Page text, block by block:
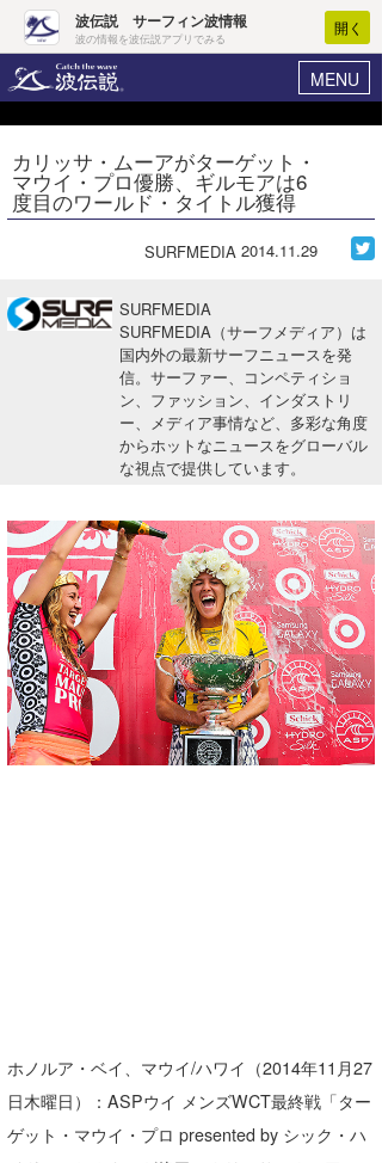
波伝説 サーフィン波情報
波の情報を波伝説アプリでみる
開く
MENU
ヘルプ マイホーム
ログイン
WAVE HUNTER波予想ツール
サーフィンエリアガイド
今月のプレゼント
カリッサ・ムーアがターゲット・
マウイ・プロ優勝、ギルモアは6
度目のワールド・タイトル獲得
SURFMEDIA 2014.11.29
SURFMEDIA
SURFMEDIA（サーフメディア）は
国内外の最新サーフニュースを発
信。サーファー、コンペティショ
ン、ファッション、インダストリ
ー、メディア事情など、多彩な角度
からホットなニュースをグローバル
な視点で提供しています。
ホノルア・ベイ、マウイ/ハワイ（2014年11月27
日木曜日）：ASPウイ メンズWCT最終戦「ター
ゲット・マウイ・プロ presented by シック・ハ
Core Surf Japan
コンテスト
ファッション/グッズ
アート＆エンタメ
ショップ情報
湘南
千葉北
伊豆
千葉南
大阪
お知らせ
その他
ルール＆How to
VOTE!
Core Surf Japan
Naoya Kimoto
メディア